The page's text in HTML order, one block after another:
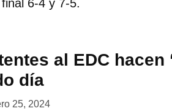
6-4 y 7-5.
al EDC hacen
día
25, 2024